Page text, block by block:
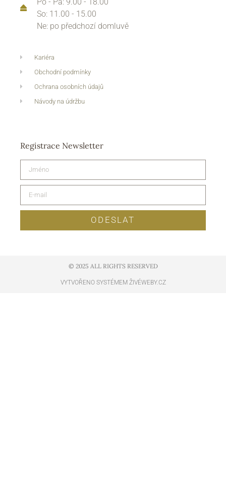
So: 11.00 - 15.00
Ne: po předchozí domluvě
Kariéra
Obchodní podmínky
Ochrana osobních údajů
Návody na údržbu
Registrace Newsletter
ODESLAT
© 2025 ALL RIGHTS RESERVED​
VYTVOŘENO SYSTÉMEM ŽIVÉWEBY.CZ